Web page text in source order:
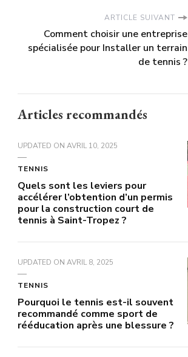
ARTICLE SUIVANT
Comment choisir une entreprise
spécialisée pour Installer un terrain
de tennis ?
Articles recommandés
UPDATED ON AVRIL 10, 2025
TENNIS
Quels sont les leviers pour
accélérer l’obtention d’un permis
pour la construction court de
tennis à Saint-Tropez ?
UPDATED ON AVRIL 8, 2025
TENNIS
Pourquoi le tennis est-il souvent
recommandé comme sport de
rééducation après une blessure ?